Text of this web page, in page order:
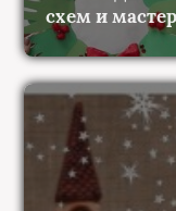
схем и